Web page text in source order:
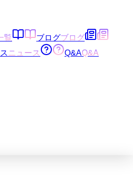
覧 ブログブログ
ニュース Q&AQ&A